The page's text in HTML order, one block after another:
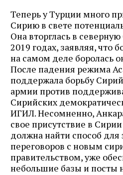
Теперь у Турции много
Сирию в свете
Она вторглась в
2019 годах, заявляя, что
на самом деле боролась
После падения режима
поддержала борьбу
армии против
Сирийских
ИГИЛ. Несомненно,
свое присутствие в
должна найти способ для
переговоров с новым
правительством, уже
небольшие базы и посты